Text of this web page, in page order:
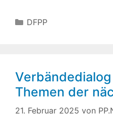
Kategorien
DFPP
Themen der
21. Februar 2025 von